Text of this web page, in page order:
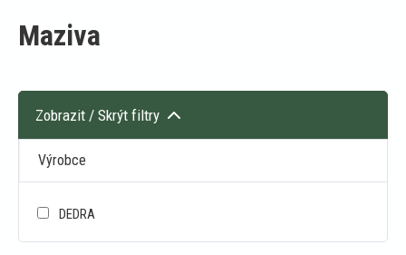
Maziva
Zobrazit / Skrýt filtry
Výrobce
DEDRA